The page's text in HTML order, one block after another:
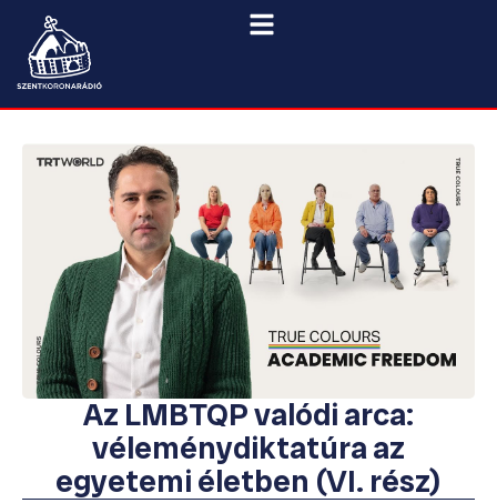
Az LMBTQP valódi arca:
véleménydiktatúra az
egyetemi életben (VI. rész)